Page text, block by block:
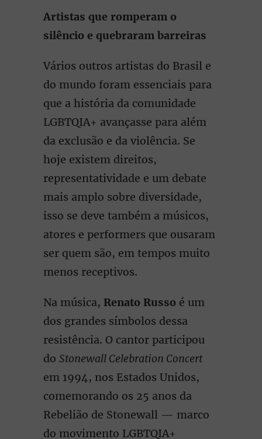
Artistas que romperam o
silêncio e quebraram barreiras
Vários outros artistas do Brasil e
do mundo foram essenciais para
que a história da comunidade
LGBTQIA+ avançasse para além
da exclusão e da violência. Se
hoje existem direitos,
representatividade e um debate
mais amplo sobre diversidade,
isso se deve também a músicos,
atores e performers que ousaram
ser quem são, em tempos muito
menos receptivos.
Na música, Renato Russo é um
dos grandes símbolos dessa
resistência. O cantor participou
do Stonewall Celebration Concert
em 1994, nos Estados Unidos,
comemorando os 25 anos da
Rebelião de Stonewall — marco
do movimento LGBTQIA+